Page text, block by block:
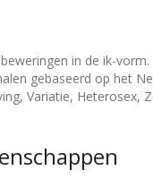
in de ik-
gebaseerd op het
Variatie,